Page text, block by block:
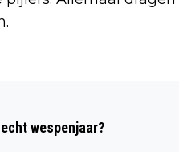
MARREN
OM COLLECTIEF
wespenjaar?